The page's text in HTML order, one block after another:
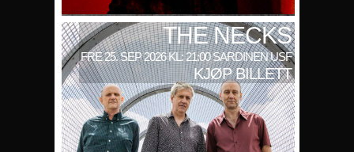
THE NECKS
FRE 25. SEP 2026 KL: 21:00 SARDINEN USF
KJØP BILLETT